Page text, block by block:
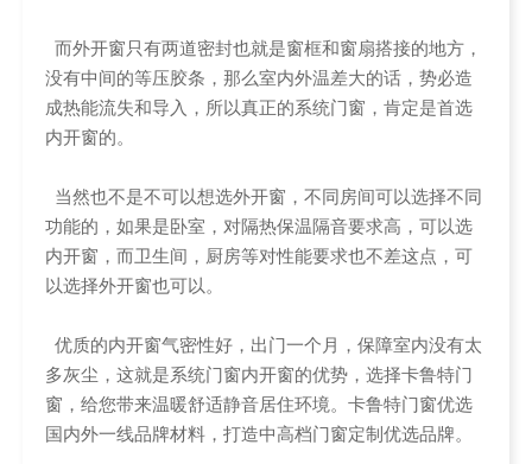
而外开窗只有两道密封也就是窗框和窗扇搭接的地方，
没有中间的等压胶条，那么室内外温差大的话，势必造
成热能流失和导入，所以真正的系统门窗，肯定是首选
内开窗的。
当然也不是不可以想选外开窗，不同房间可以选择不同
功能的，如果是卧室，对隔热保温隔音要求高，可以选
内开窗，而卫生间，厨房等对性能要求也不差这点，可
以选择外开窗也可以。
优质的内开窗气密性好，出门一个月，保障室内没有太
多灰尘，这就是系统门窗内开窗的优势，选择卡鲁特门
窗，给您带来温暖舒适静音居住环境。卡鲁特门窗优选
国内外一线品牌材料，打造中高档门窗定制优选品牌。